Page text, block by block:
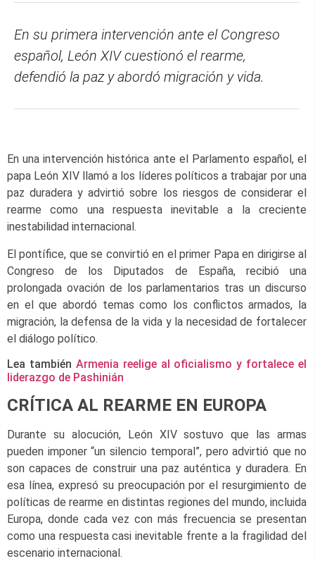
En su primera intervención ante el Congreso
español, León XIV cuestionó el rearme,
defendió la paz y abordó migración y vida.
En una intervención histórica ante el Parlamento español, el
papa León XIV llamó a los líderes políticos a trabajar por una
paz duradera y advirtió sobre los riesgos de considerar el
rearme como una respuesta inevitable a la creciente
inestabilidad internacional.
El pontífice, que se convirtió en el primer Papa en dirigirse al
Congreso de los Diputados de España, recibió una
prolongada ovación de los parlamentarios tras un discurso
en el que abordó temas como los conflictos armados, la
migración, la defensa de la vida y la necesidad de fortalecer
el diálogo político.
Lea también Armenia reelige al oficialismo y fortalece el
liderazgo de Pashinián
CRÍTICA AL REARME EN EUROPA
Durante su alocución, León XIV sostuvo que las armas
pueden imponer “un silencio temporal”, pero advirtió que no
son capaces de construir una paz auténtica y duradera. En
esa línea, expresó su preocupación por el resurgimiento de
políticas de rearme en distintas regiones del mundo, incluida
Europa, donde cada vez con más frecuencia se presentan
como una respuesta casi inevitable frente a la fragilidad del
escenario internacional.